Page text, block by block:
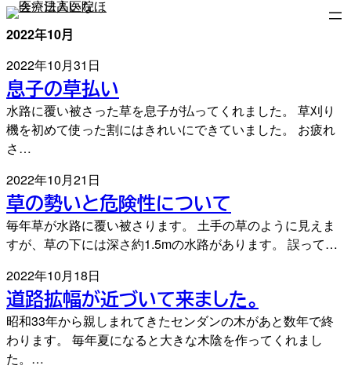
内
容
ス
キ
ッ
プ
2022年10月
2022年10月31日
息子の草払い
水路に覆い被さった草を息子が払ってくれました。 草刈り
機を初めて使った割にはきれいにできていました。 お疲れ
さ…
2022年10月21日
草の勢いと危険性について
毎年草が水路に覆い被さります。 土手の草のように見えま
すが、草の下には深さ約1.5mの水路があります。 誤って…
2022年10月18日
道路拡幅が近づいて来ました。
昭和33年から親しまれてきたセンダンの木があと数年で終
わります。 毎年夏になると大きな木陰を作ってくれまし
た。…